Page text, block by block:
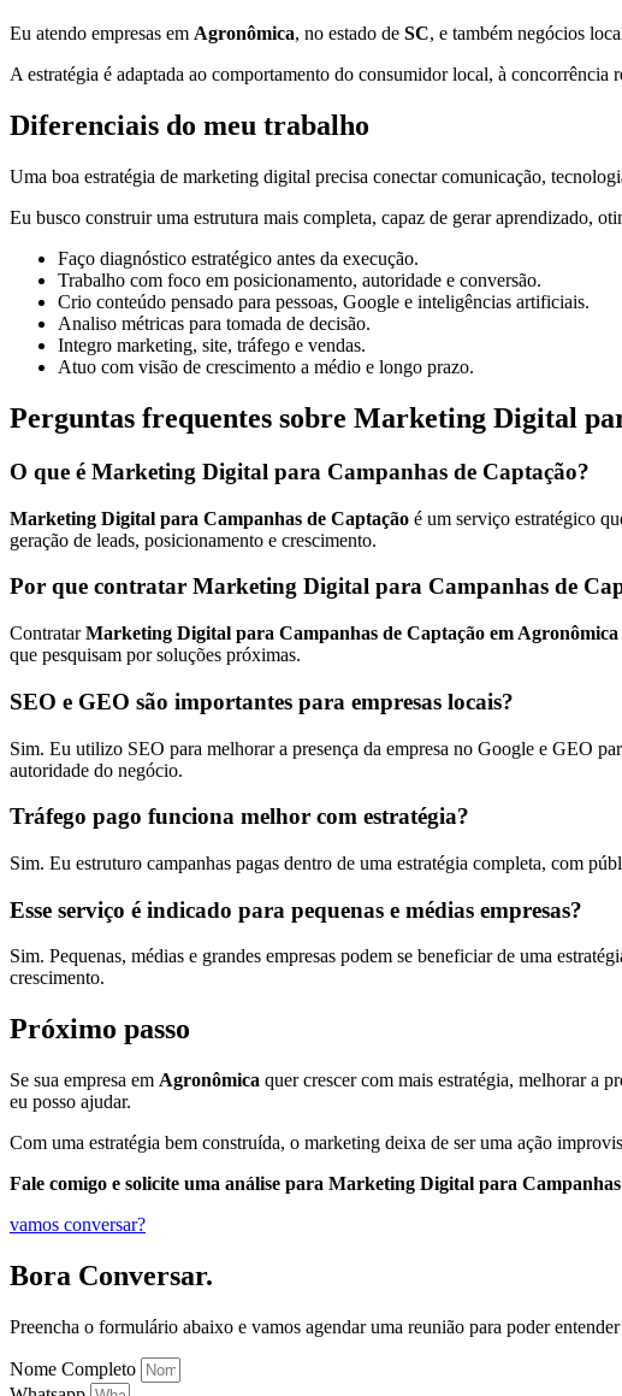
Eu atendo empresas em Agronômica, no estado de SC, e também negócios
A estratégia é adaptada ao comportamento do consumidor local, à
Diferenciais do meu trabalho
Uma boa estratégia de marketing digital precisa conectar comunicação,
Eu busco construir uma estrutura mais completa, capaz de gerar aprendizado,
Faço diagnóstico estratégico antes da execução.
Trabalho com foco em posicionamento, autoridade e conversão.
Crio conteúdo pensado para pessoas, Google e inteligências artificiais.
Analiso métricas para tomada de decisão.
Integro marketing, site, tráfego e vendas.
Atuo com visão de crescimento a médio e longo prazo.
Perguntas frequentes sobre Marketing Digital
O que é Marketing Digital para Campanhas de Captação?
Marketing Digital para Campanhas de Captação é um serviço estratégico
geração de leads, posicionamento e crescimento.
Por que contratar Marketing Digital para Campanhas de
ContratarMarketing Digital para Campanhas de Captação em Agronômica
que pesquisam por soluções próximas.
SEO e GEO são importantes para empresas locais?
Sim. Eu utilizo SEO para melhorar a presença da empresa no Google e GEO
autoridade do negócio.
Tráfego pago funciona melhor com estratégia?
Sim. Eu estruturo campanhas pagas dentro de uma estratégia completa, com
Esse serviço é indicado para pequenas e médias empresas?
Sim. Pequenas, médias e grandes empresas podem se beneficiar de uma
crescimento.
Próximo passo
Se sua empresa em Agronômica quer crescer com mais estratégia, melhorar a
eu posso ajudar.
Com uma estratégia bem construída, o marketing deixa de ser uma ação
Fale comigo e solicite uma análise para Marketing Digital para
vamos conversar?
Bora Conversar.
Preencha o formulário abaixo e vamos agendar uma reunião para poder
Nome Completo